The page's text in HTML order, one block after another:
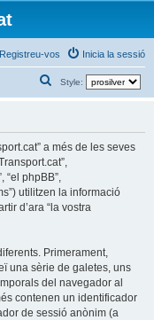
Inicia la sessió
Registreu-vos
Style:
e
c
a
a més de les seves
“el phpBB”,
utilitzen la informació
d’ara “la vostra
Primerament,
una sèrie de galetes, uns
del navegador al
contenen un identificador
de sessió anònim (a